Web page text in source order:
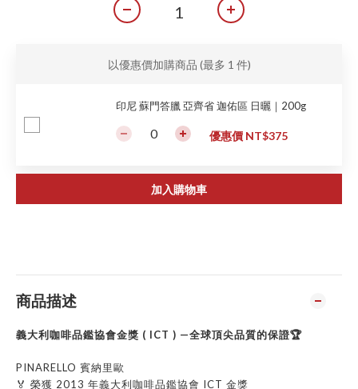
以優惠價加購商品 (最多 1 件)
印尼 蘇門答臘 亞齊省 迦佑區 日曬｜200g
優惠價 NT$375
加入購物車
商品描述
義大利咖啡品鑑協會金獎 ( ICT ) —全球頂尖品質的保證🏆
PINARELLO 賓納里歐
🏅 榮獲 2013 年義大利咖啡品鑑協會 ICT 金獎